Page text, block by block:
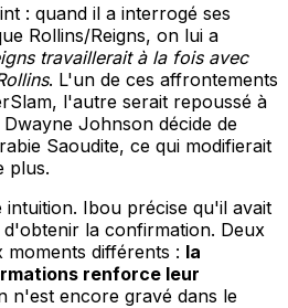
: quand il a interrogé ses
Rollins/Reigns, on lui a
travaillerait à la fois avec
. L'un de ces affrontements
l'autre serait repoussé à
Johnson décide de
Saoudite, ce qui modifierait
plus.
intuition. Ibou précise qu'il avait
la confirmation. Deux
moments différents : la
renforce leur
n'est encore gravé dans le